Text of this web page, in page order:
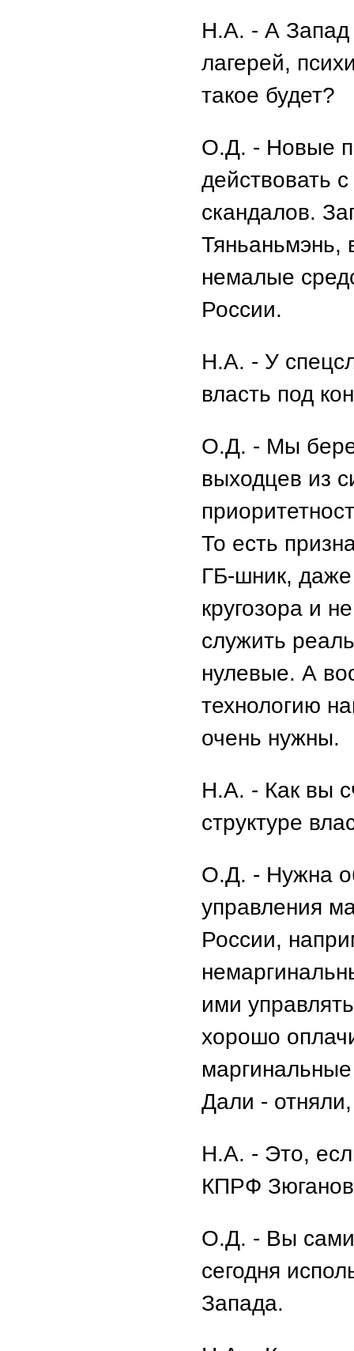
Н.А. - А Запад
лагерей,
такое будет?
О.Д. - Новые
действовать
скандалов.
Тяньаньмэнь,
немалые
России.
Н.А. - У
власть под
О.Д. - Мы
выходцев из
То есть
ГБ-шник,
кругозора и
служить
нулевые. А
технологию
очень нужны.
Н.А. - Как вы
структуре
О.Д. - Нужна
управления
России,
ими
хорошо
Дали -
Н.А. - Это,
КПРФ
О.Д. - Вы сами
сегодня
Запада.